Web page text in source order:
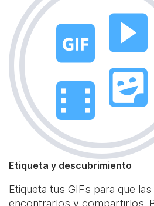
Etiqueta y descubrimiento
Etiqueta tus GIFs para que
encontrarlos y compartirlos.